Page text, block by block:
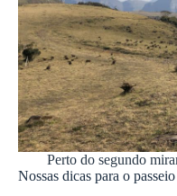
Perto do segundo
Nossas dicas para o passeio